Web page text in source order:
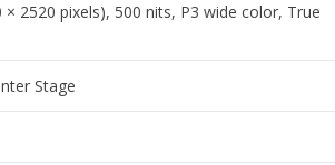
× 2520 pixels), 500 nits, P3 wide color, True
Stage